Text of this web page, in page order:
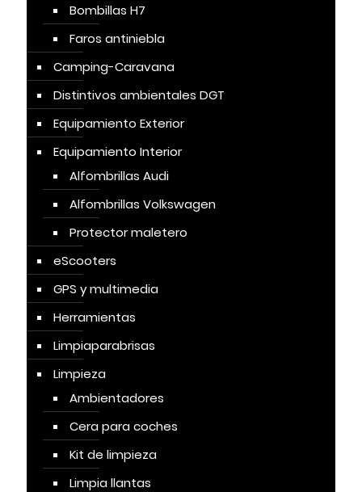
Bombillas H7
Faros antiniebla
Camping-Caravana
Distintivos ambientales DGT
Equipamiento Exterior
Equipamiento Interior
Alfombrillas Audi
Alfombrillas Volkswagen
Protector maletero
eScooters
GPS y multimedia
Herramientas
Limpiaparabrisas
Limpieza
Ambientadores
Cera para coches
Kit de limpieza
Limpia llantas